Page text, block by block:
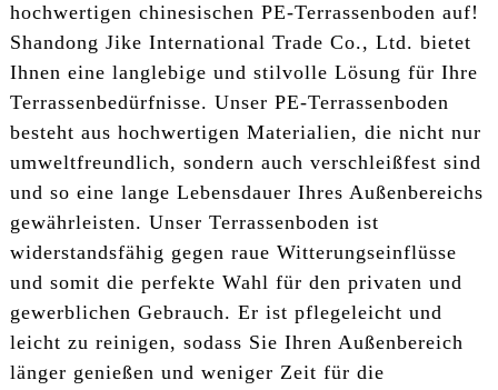
hochwertigen chinesischen PE-Terrassenboden auf!
Shandong Jike International Trade Co., Ltd. bietet
Ihnen eine langlebige und stilvolle Lösung für Ihre
Terrassenbedürfnisse. Unser PE-Terrassenboden
besteht aus hochwertigen Materialien, die nicht nur
umweltfreundlich, sondern auch verschleißfest sind
und so eine lange Lebensdauer Ihres Außenbereichs
gewährleisten. Unser Terrassenboden ist
widerstandsfähig gegen raue Witterungseinflüsse
und somit die perfekte Wahl für den privaten und
gewerblichen Gebrauch. Er ist pflegeleicht und
leicht zu reinigen, sodass Sie Ihren Außenbereich
länger genießen und weniger Zeit für die